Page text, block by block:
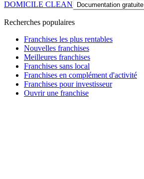
DOMICILE CLEAN Documentation gratuite
Recherches populaires
Franchises les plus rentables
Nouvelles franchises
Meilleures franchises
Franchises sans local
Franchises en complément d'activité
Franchises pour investisseur
Ouvrir une franchise